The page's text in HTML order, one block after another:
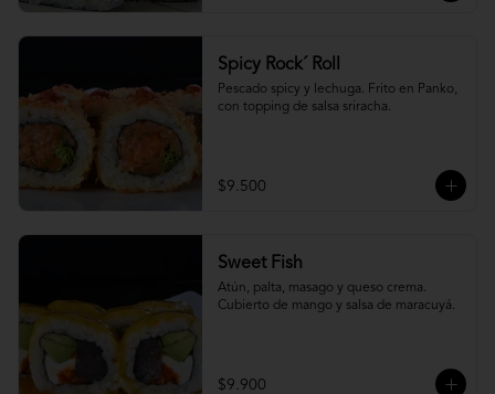
Spicy Rock´ Roll
Pescado spicy y lechuga. Frito en Panko,
con topping de salsa sriracha.
$9.500
Sweet Fish
Atún, palta, masago y queso crema.
Cubierto de mango y salsa de maracuyá.
$9.900